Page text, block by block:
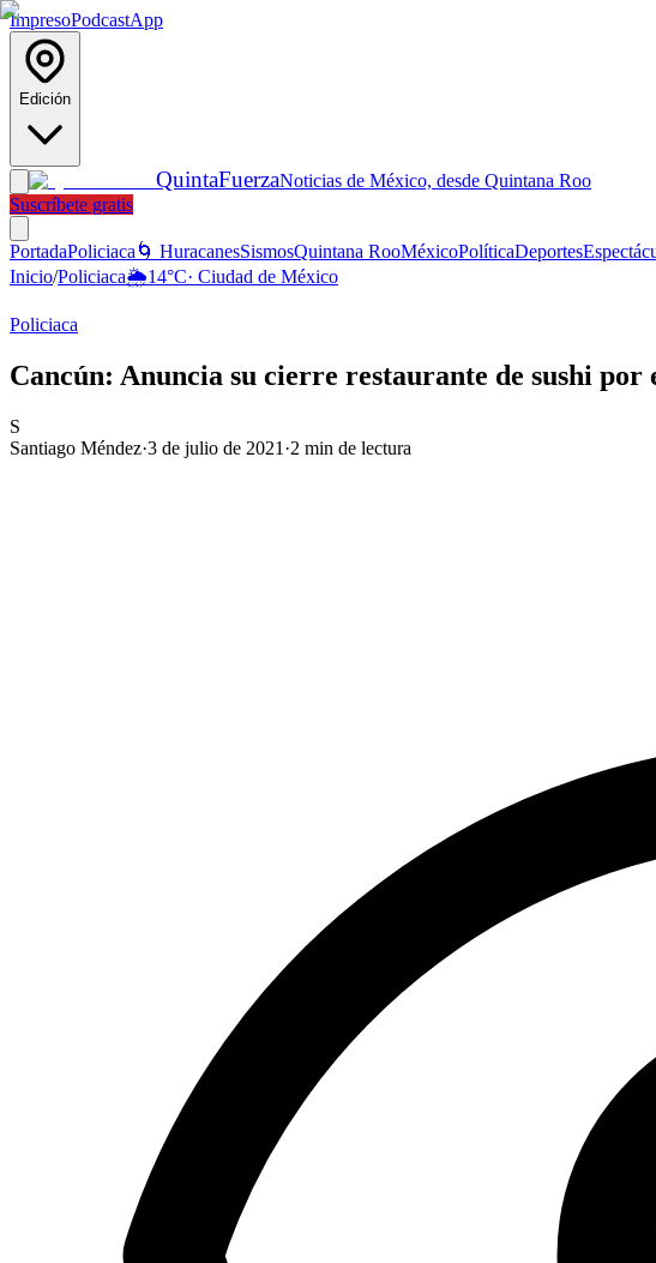
ImpresoPodcastApp
Edición
QuintaFuerzaNoticias de México, desde Quintana Roo
Suscríbete gratis
PortadaPoliciaca 🌀 HuracanesSismosQuintana RooMéxicoPolíticaDeportes
Inicio/Policiaca🌦️14°C· Ciudad de México
Policiaca
Cancún: Anuncia su cierre restaurante de sushi por
S
Santiago Méndez·3 de julio de 2021 ·2 min de lectura